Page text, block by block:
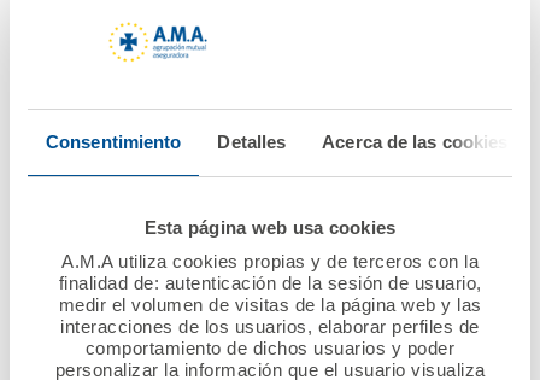
Consentimiento Detalles Acerca de las cookies
Esta página web usa cookies
A.M.A utiliza cookies propias y de terceros con la
finalidad de: autenticación de la sesión de usuario,
medir el volumen de visitas de la página web y las
interacciones de los usuarios, elaborar perfiles de
comportamiento de dichos usuarios y poder
personalizar la información que el usuario visualiza
06 junio 2022
recibe la Medalla de
Oro del Colegio de
multitudinario y
cargado de afecto
Ver noticia
Administración de
A.M.A. acepta la
personales, y se
solicita por
unanimidad el regreso
del Dr. Diego Murillo a
la presidencia